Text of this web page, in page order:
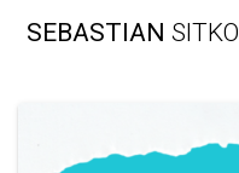
SEBASTIAN SITKO